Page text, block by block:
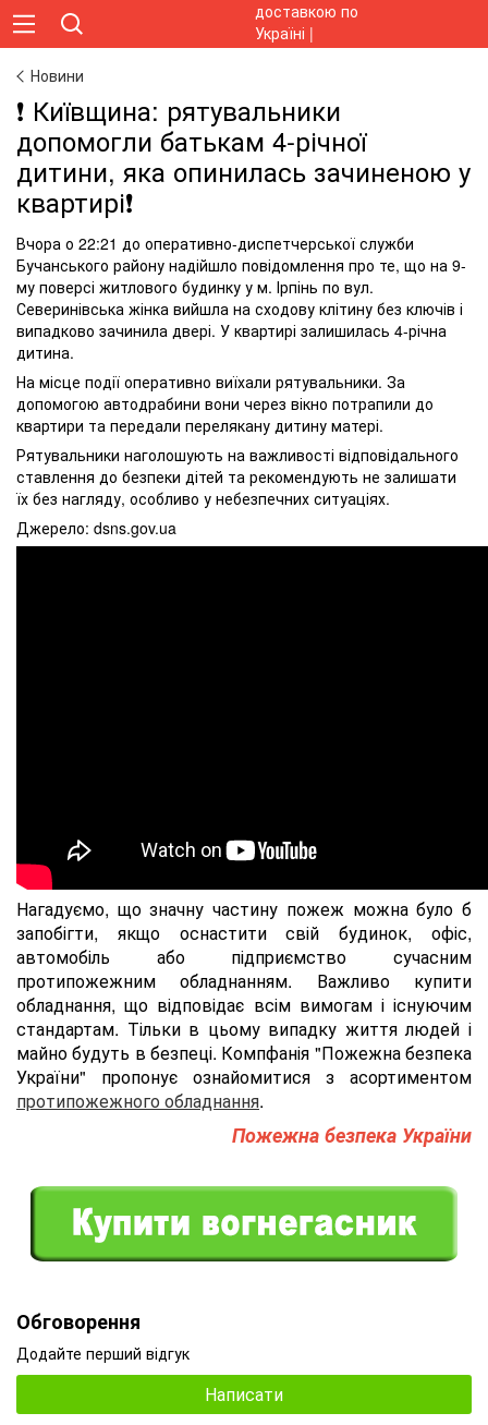
Новини
❗️ Київщина: рятувальники
допомогли батькам 4-річної
дитини, яка опинилась зачиненою у
квартирі❗️
Вчора о 22:21 до оперативно-диспетчерської служби
Бучанського району надійшло повідомлення про те, що на 9-
му поверсі житлового будинку у м. Ірпінь по вул.
Северинівська жінка вийшла на сходову клітину без ключів і
випадково зачинила двері. У квартирі залишилась 4-річна
дитина.
На місце події оперативно виїхали рятувальники. За
допомогою автодрабини вони через вікно потрапили до
квартири та передали перелякану дитину матері.
Рятувальники наголошують на важливості відповідального
ставлення до безпеки дітей та рекомендують не залишати
їх без нагляду, особливо у небезпечних ситуаціях.
Джерело: dsns.gov.ua
Нагадуємо, що значну частину пожеж можна було б
запобігти, якщо оснастити свій будинок, офіс,
автомобіль або підприємство сучасним
протипожежним обладнанням. Важливо купити
обладнання, що відповідає всім вимогам і існуючим
стандартам. Тільки в цьому випадку життя людей і
майно будуть в безпеці. Компфанія "Пожежна безпека
України" пропонує ознайомитися з асортиментом
протипожежного обладнання.
Пожежна безпека України
Обговорення
Додайте перший відгук
Написати